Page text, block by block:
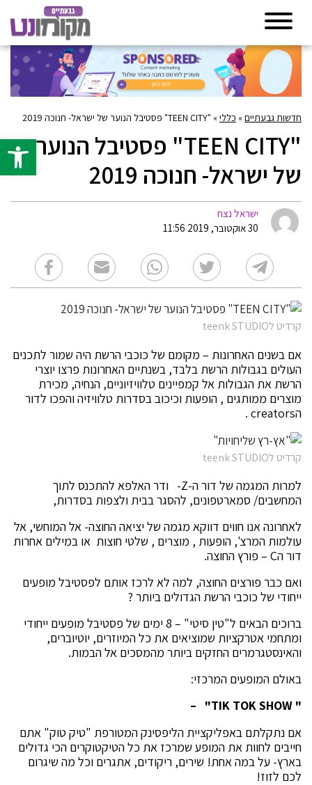
פתח
חדשות גבעתיים» כללי» "TEEN CITY" פסטיבל הנוער של ישראל- חנוכה 2019
"TEEN CITY" פסטיבל הנוער
של ישראל- חנוכה 2019
ישראל נצח
30 אוקטובר, 2019 11:56
קרדיט לteenk STUDIO
אם בשנים האחרונות – מקומם של כוכבי הרשת היה שמור לתכנים
העולים בגבולות הרשת בלבד, בשנתיים האחרונות פרצו יוצרי
הרשת את הגבולות אל קמפיינים טלוויזיוניים, הנחיה, מכירת
מוצרים ממותגים , הופעות וכיכוב בסדרות טלוויזיה והפכו לדור
הcreators .
קרדיט לteenk STUDIO
למרות המגמה של דור ה-Z- ודר האלפא להתכנס לתוך
המחשבים/ סמארטפונים, להסגר בבית ולצפות בסדרות,
לאחרונה אנו חווים דווקא מגמה של יציאה החוצה- אל המוחשי, אל
עולמות המרצ', הופעות , מוצרים , שלטי חוצות או במילים אחרות
דור הC – פורץ החוצה.
ואם כבר פורצים החוצה, למה לא לרכז אותם לפסטיבל מופעים
ייחודי של כוכבי הרשת הגדולים ביותר ?
ברוכים הבאים ל"טין סיטי" – 8 ימים של פסטיבל מופעים ייחודי
ומתחמי אטרקציות שמוציאים את כל המיוזרים, יוטיוברים,
והאינסטגרמרים החזקים ביותר מהמסכים אל הבמות.
באולם המופעים המרכזי:
" TIK TOK SHOW"
–
אם נתקלתם באפליקציית הליפסינק המטורפת "טיק טוק" אתם
חייבים לחוות את המופע שמרכז את כל הטיקטוקרים הכי גדולים
בארץ- על במה אחת! שירים, ריקודים, אתגרים וכל מה שיגרום
לכם לזוז!